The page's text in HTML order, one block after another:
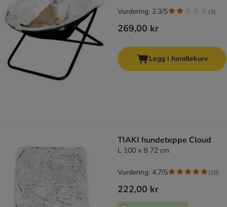
269,00 kr
Vurdering: 2.3/5 (3)
Legg i handlekurv
TIAKI hundeteppe Cloud
L 100 x B 72 cm
222,00 kr
Vurdering: 4.7/5 (18)